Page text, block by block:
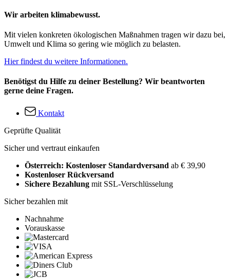
Wir arbeiten klimabewusst.
Mit vielen konkreten ökologischen Maßnahmen tragen wir dazu bei,
Umwelt und Klima so gering wie möglich zu belasten.
Hier findest du weitere Informationen.
Benötigst du Hilfe zu deiner Bestellung? Wir beantworten
gerne deine Fragen.
Kontakt
Geprüfte Qualität
Sicher und vertraut einkaufen
Österreich: Kostenloser Standardversand ab € 39,90
Kostenloser Rückversand
Sichere Bezahlung mit SSL-Verschlüsselung
Sicher bezahlen mit
Nachnahme
Vorauskasse